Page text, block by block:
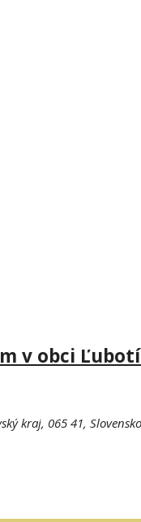
v obci
kraj, 065 41, Slovensko